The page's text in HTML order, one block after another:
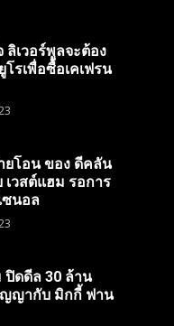
ลิเวอร์พูลจะต้อง
โรเพื่อซื้อเคเฟรน
ยโอน ของ ดีคลัน
เวสต์แฮม รอการ
ซนอล
ปิดดีล 30 ล้าน
ญากับ มิกกี้ ฟาน